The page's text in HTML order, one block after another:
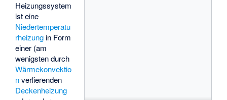
Heizungssystem
ist eine
Niedertemperatu
rheizung in Form
einer (am
wenigsten durch
Wärmekonvektio
nverlierenden
Deckenheizung